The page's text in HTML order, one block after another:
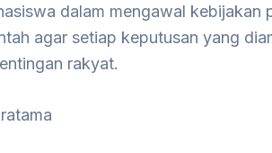
dalam mengawal kebijakan
agar setiap keputusan yang
rakyat.